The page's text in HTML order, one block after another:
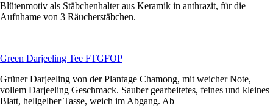
Blütenmotiv als Stäbchenhalter aus Keramik in anthrazit, für die
Aufnhame von 3 Räucherstäbchen.
Green Darjeeling Tee FTGFOP
Grüner Darjeeling von der Plantage Chamong, mit weicher Note,
vollem Darjeeling Geschmack. Sauber gearbeitetes, feines und kleines
Blatt, hellgelber Tasse, weich im Abgang. Ab